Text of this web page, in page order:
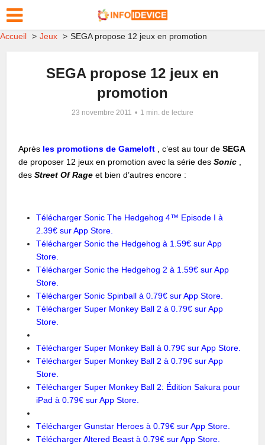
Accueil Jeux SEGA propose 12 jeux en promotion
SEGA propose 12 jeux en
promotion
23 novembre 2011 1 min. de lecture
Après les promotions de Gameloft , c’est au tour de SEGA
de proposer 12 jeux en promotion avec la série desSonic
desStreet Of Rage et bien d’autres encore :
Télécharger Sonic The Hedgehog 4™ Episode I à
2.39€ sur App Store.
Télécharger Sonic the Hedgehog à 1.59€ sur App
Store.
Télécharger Sonic the Hedgehog 2 à 1.59€ sur App
Store.
Télécharger Sonic Spinball à 0.79€ sur App Store.
Télécharger Super Monkey Ball 2 à 0.79€ sur App
Store.
Télécharger Super Monkey Ball à 0.79€ sur App Store
Télécharger Super Monkey Ball 2 à 0.79€ sur App
Store.
Télécharger Super Monkey Ball 2: Édition Sakura pour
iPad à 0.79€ sur App Store.
Télécharger Gunstar Heroes à 0.79€ sur App Store.
Télécharger Altered Beast à 0.79€ sur App Store.